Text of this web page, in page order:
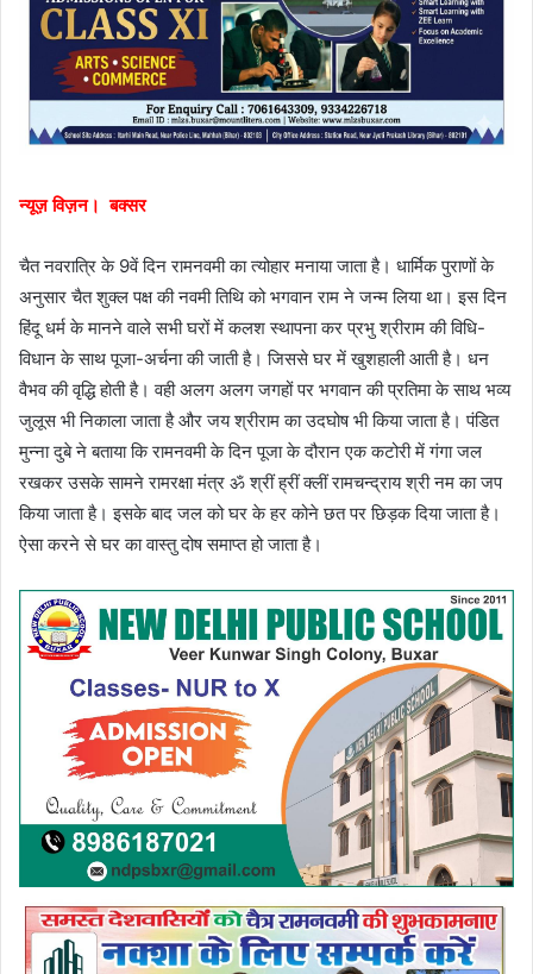
न्यूज़ विज़न। बक्सर
चैत नवरात्रि के 9वें दिन रामनवमी का त्योहार मनाया जाता है। धार्मिक पुराणों के
अनुसार चैत शुक्ल पक्ष की नवमी तिथि को भगवान राम ने जन्म लिया था। इस दिन
हिंदू धर्म के मानने वाले सभी घरों में कलश स्थापना कर प्रभु श्रीराम की विधि-
विधान के साथ पूजा-अर्चना की जाती है। जिससे घर में खुशहाली आती है। धन
वैभव की वृद्धि होती है। वही अलग अलग जगहों पर भगवान की प्रतिमा के साथ भव्य
जुलूस भी निकाला जाता है और जय श्रीराम का उदघोष भी किया जाता है। पंडित
मुन्ना दुबे ने बताया कि रामनवमी के दिन पूजा के दौरान एक कटोरी में गंगा जल
रखकर उसके सामने रामरक्षा मंत्र ॐ श्रीं ह्रीं क्लीं रामचन्द्राय श्री नम का जप
किया जाता है। इसके बाद जल को घर के हर कोने छत पर छिड़क दिया जाता है।
ऐसा करने से घर का वास्तु दोष समाप्त हो जाता है।